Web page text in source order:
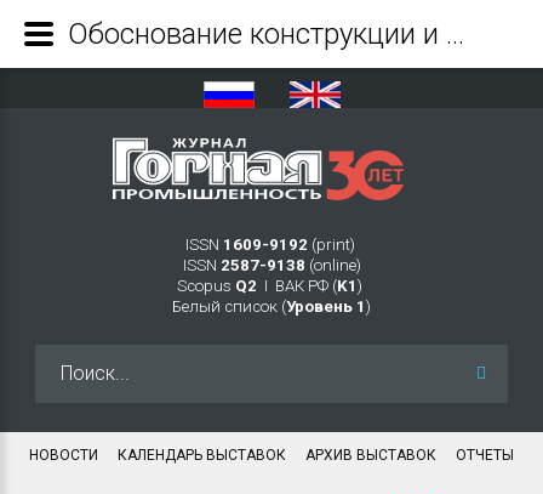
ISSN 1609-9192 (print)
ISSN 2587-9138 (online)
Scopus Q2 Ι ВАК РФ (K1 )
Белый список (Уровень 1 )
НОВОСТИ КАЛЕНДАРЬ ВЫСТАВОК АРХИВ ВЫСТАВОК ОТЧЕТЫ
Обоснование конструкции и способа функционирования самоочищающихся фильтров скважинных насосных установок горных предприятий - Журнал Горная промышленность